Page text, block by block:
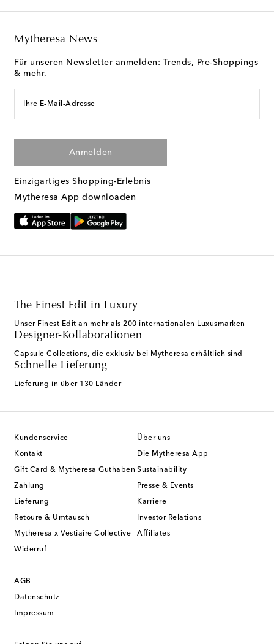
Mytheresa News
Für unseren Newsletter anmelden: Trends, Pre-Shoppings
& mehr.
Ihre E-Mail-Adresse
Anmelden
Einzigartiges Shopping-Erlebnis
Mytheresa App downloaden
The Finest Edit in Luxury
Unser Finest Edit an mehr als 200 internationalen Luxusmarken
Designer-Kollaborationen
Capsule Collections, die exklusiv bei Mytheresa erhältlich sind
Schnelle Lieferung
Lieferung in über 130 Länder
Kundenservice
Kontakt
Gift Card & Mytheresa Guthaben
Zahlung
Lieferung
Retoure & Umtausch
Mytheresa x Vestiaire Collective
Widerruf
Über uns
Die Mytheresa App
Sustainability
Presse & Events
Karriere
Investor Relations
Affiliates
AGB
Datenschutz
Impressum